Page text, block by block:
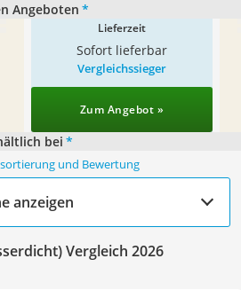
Angeboten *
Lieferzeit
Sofort lieferbar
Vergleichssieger
Zum Angebot »
bei *
und Bewertung
anzeigen
Vergleich 2026